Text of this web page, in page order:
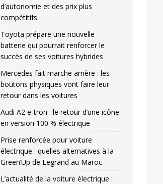
d’autonomie et des prix plus
compétitifs
Toyota prépare une nouvelle
batterie qui pourrait renforcer le
succès de ses voitures hybrides
Mercedes fait marche arrière : les
boutons physiques vont faire leur
retour dans les voitures
Audi A2 e-tron : le retour d’une icône
en version 100 % électrique
Prise renforcée pour voiture
électrique : quelles alternatives à la
Green’Up de Legrand au Maroc
L’actualité de la voiture électrique :